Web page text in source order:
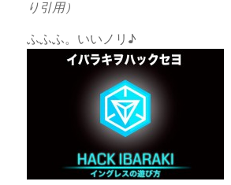
り引用）
ふふふ。いいノリ♪